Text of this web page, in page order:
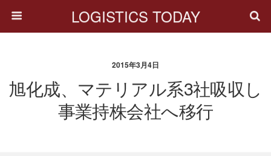
LOGISTICS TODAY
2015年3月4日
旭化成、マテリアル系3社吸収し
事業持株会社へ移行